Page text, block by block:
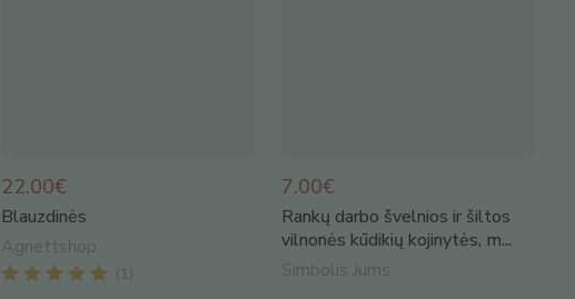
22.00€
Blauzdinės
Agnettshop
( 1
7.00€
Rankų darbo švelnios ir šiltos
vilnonės kūdikių kojinytės, m...
Simbolis Jums